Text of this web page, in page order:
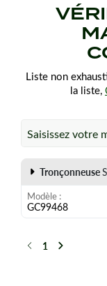
Liste non
la liste,
Saisissez votre
Tronçonneuse
Modèle
GC99468
Précédent
1 Suivant